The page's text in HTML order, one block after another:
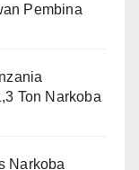
Pembina
Ton Narkoba
Narkoba